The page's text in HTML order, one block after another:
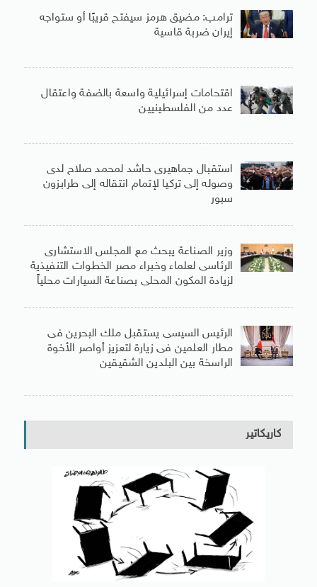
ترامب: مضيق هرمز سيفتح قريبًا أو ستواجه
إيران ضربة قاسية
اقتحامات إسرائيلية واسعة بالضفة واعتقال
عدد من الفلسطينيين
استقبال جماهيرى حاشد لمحمد صلاح لدى
وصوله إلى تركيا لإتمام انتقاله إلى طرابزون
سبور
وزير الصناعة يبحث مع المجلس الاستشارى
الرئاسى لعلماء وخبراء مصر الخطوات التنفيذية
لزيادة المكون المحلى بصناعة السيارات محلياً
الرئيس السيسى يستقبل ملك البحرين فى
مطار العلمين فى زيارة لتعزيز أواصر الأخوة
الراسخة بين البلدين الشقيقين
كاريكاتير